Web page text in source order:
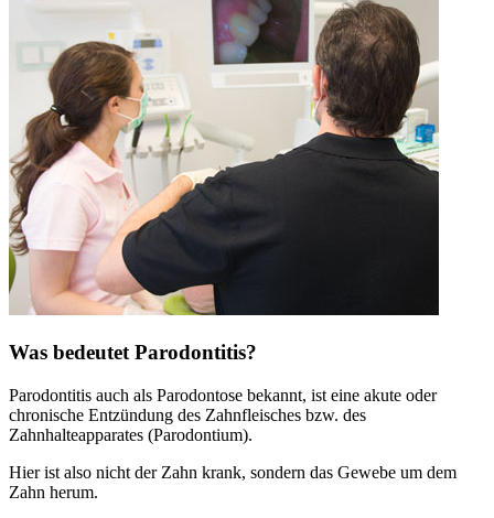
Was bedeutet Parodontitis?
Parodontitis auch als Parodontose bekannt, ist eine akute oder
chronische Entzündung des Zahnfleisches bzw. des
Zahnhalteapparates (Parodontium).
Hier ist also nicht der Zahn krank, sondern das Gewebe um dem
Zahn herum.